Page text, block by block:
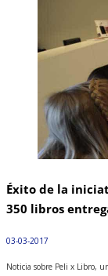
Éxito de la
350 libros
03-03-2017
Noticia sobre Peli x Libro,